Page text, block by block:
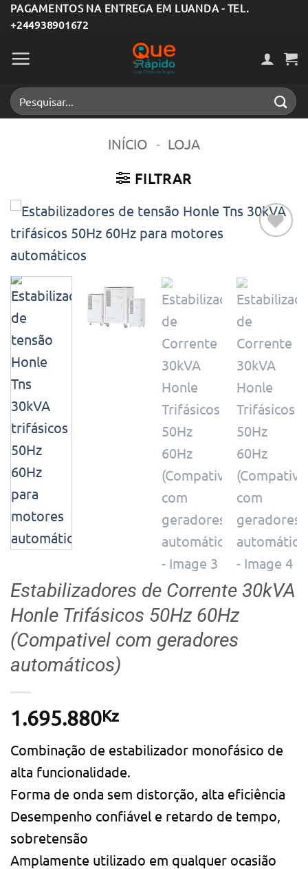
Skip
to
content
PAGAMENTOS NA ENTREGA EM LUANDA - TEL.
+244938901672
Pesquisar
por:
INÍCIO - LOJA
FILTRAR
desejos
Estabilizadores de Corrente 30kVA
Honle Trifásicos 50Hz 60Hz
(Compativel com geradores
automáticos)
1.695.880Kz
Combinação de estabilizador monofásico de
alta funcionalidade.
Forma de onda sem distorção, alta eficiência
Desempenho confiável e retardo de tempo,
sobretensão
Amplamente utilizado em qualquer ocasião